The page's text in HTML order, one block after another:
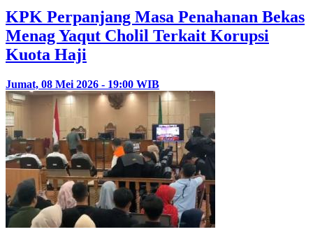
KPK Perpanjang Masa Penahanan Bekas
Menag Yaqut Cholil Terkait Korupsi
Kuota Haji
Jumat, 08 Mei 2026 - 19:00 WIB